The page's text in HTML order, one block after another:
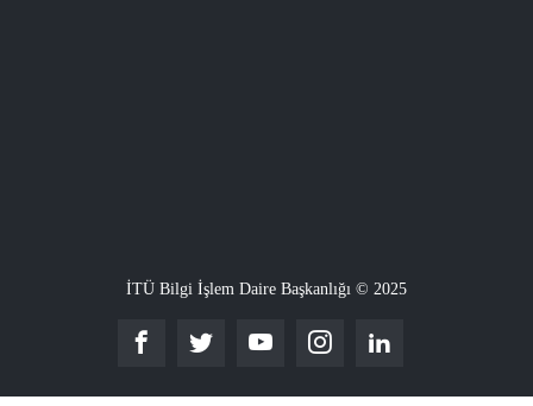
İTÜ Bilgi İşlem Daire Başkanlığı © 2025